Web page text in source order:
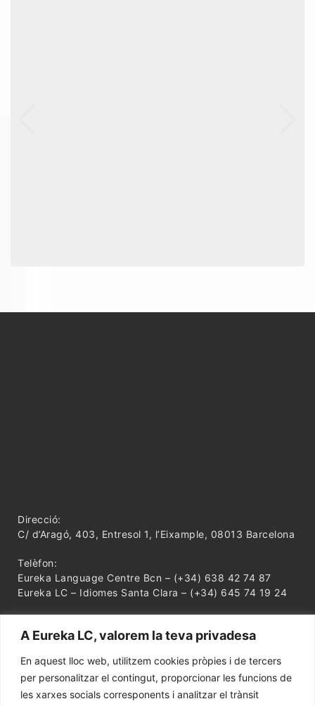
A Eureka LC, valorem la teva privadesa
En aquest lloc web, utilitzem cookies pròpies i de tercers
per personalitzar el contingut, proporcionar les funcions de
les xarxes socials corresponents i analitzar el trànsit
Direcció:
C/ d’Aragó, 403, Entresol 1, l’Eixample, 08013 Barcelona
Telèfon:
Eureka Language Centre Bcn – (+34) 638 42 74 87
Eureka LC – Idiomes Santa Clara – (+34) 645 74 19 24